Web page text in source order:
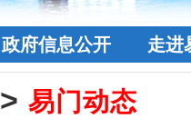
政府信息公开 走进
> 易门动态